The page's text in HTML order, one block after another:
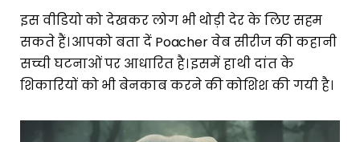
इस वीडियो को देखकर लोग भी थोड़ी देर के लिए सहम
सकते हैं। आपको बता दें Poacher वेब सीरीज की कहानी
सच्ची घटनाओं पर आधारित है। इसमें हाथी दांत के
शिकारियों को भी बेनकाब करने की कोशिश की गयी है।